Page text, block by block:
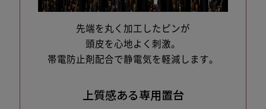
先端を丸く加工したピンが
頭皮を心地よく刺激。
帯電防止剤配合で静電気を軽減します。
上質感ある専用置台